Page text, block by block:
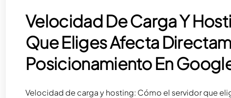
Velocidad De Carga Y
Que Eliges Afecta
Posicionamiento En
Velocidad de carga y hosting: Cómo el servidor que